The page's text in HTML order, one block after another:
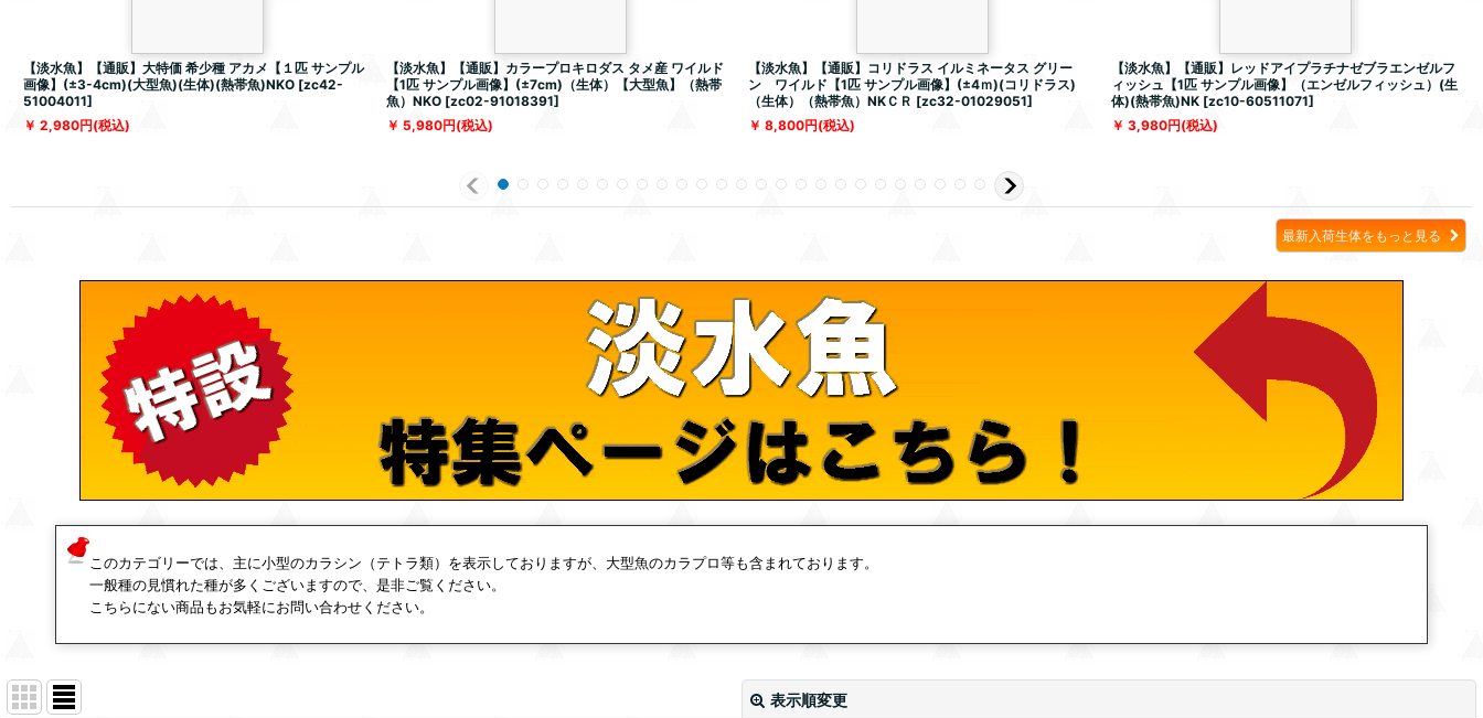
【淡水魚】【通販】大特価 希少種 アカメ【１匹 サンプル
画像】(±3-4cm)(大型魚)(生体)(熱帯魚)NKO [zc42-
51004011]
2,980円(税込)
【淡水魚】【通販】カラープロキロダス タメ産 ワイルド
【1匹 サンプル画像】(±7cm)（生体）【大型魚】（熱帯
魚）NKO [zc02-91018391]
5,980円(税込)
【淡水魚】【通販】コリドラス イルミネータス グリー
ン ワイルド【1匹 サンプル画像】(±4ｍ)(コリドラス)
（生体）（熱帯魚）NKＣＲ [zc32-01029051]
8,800円(税込)
【淡水魚】【通販】レッドアイプラチナゼブラエンゼルフ
ィッシュ【1匹 サンプル画像】（エンゼルフィッシュ）(生
体)(熱帯魚)NK [zc10-60511071]
3,980円(税込)
最新入荷生体をもっと見る
このカテゴリーでは、主に小型のカラシン（テトラ類）を表示しておりますが、大型魚のカラプロ等も含まれております。
一般種の見慣れた種が多くございますので、是非ご覧ください。
こちらにない商品もお気軽にお問い合わせください。
表示順変更